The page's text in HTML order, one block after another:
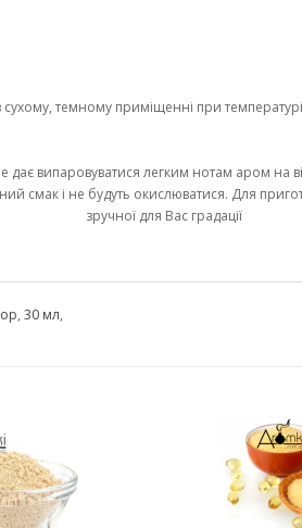
темному приміщенні при
випаровуватися легким нотам аром на
смак і не будуть окислюватися. Для
зручної для Вас градації
, 30 мл,